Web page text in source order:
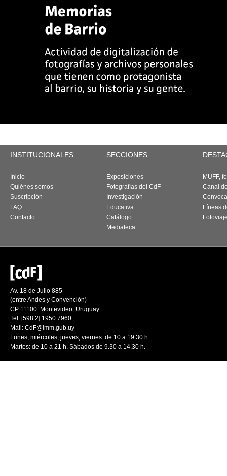
INSTITUCIONALES SECCIONES
Inicio
Quiénes somos
Suscripción
FAQ
Contacto
Exposiciones
Fotografías del CdF
Investigación
Educativa
Catálogo
Mediateca
MUFF,
Canal
Líneas
Av. 18 de Julio 885
(entre Andes y Convención)
CP 11100. Montevideo. Uruguay
Tel: [598 2] 1950 7960
Mail: CdF@imm.gub.uy
Lunes, miércoles, jueves, viernes: de 10 a 19.30 h.
Martes: de 10 a 21 h. Sábados de 9.30 a 14.30 h.